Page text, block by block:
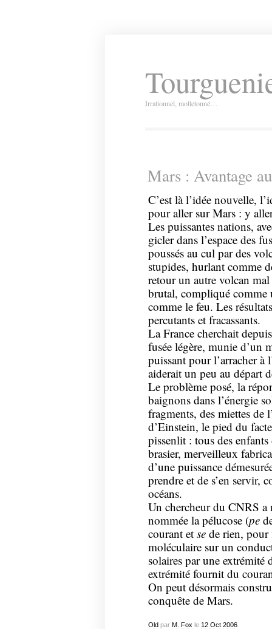
Irrationnel, molletonné…
Mars : Avantage
C’est là l’idée nouvelle,
pour aller sur Mars : y
Les puissantes nations,
gicler dans l’espace des
poussés au cul par des
stupides, hurlant comme
retour un autre volcan
brutal, compliqué
comme le feu. Les
percutants et fracassants.
La France cherchait
fusée légère, munie d’un
puissant pour l’arracher à
aiderait un peu au départ
Le problème posé, la
baignons dans l’énergie
fragments, des miettes de
d’Einstein, le pied du
pissenlit : tous des
brasier, merveilleux
d’une puissance
prendre et de s’en servir,
océans.
Un chercheur du CNRS a
nommée la pélucose (pe
courant etsede rien, pour
moléculaire sur un
solaires par une extrémité
extrémité fournit du
On peut désormais
conquête de Mars.
Oldpar M. Fox le 12 Oct 2006